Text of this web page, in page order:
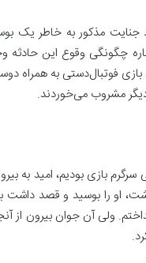
جنایت مذکور به خاطر یک
چگونگی وقوع این
فوتبال‌دستی به همراه
دیگر مشروب می‌خوردند.
بازی بودیم، امید به
او را بوسید و قصد داشت
ولی آن جوان بیرون